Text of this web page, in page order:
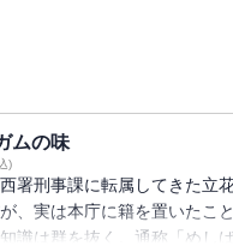
スフル&スリリングに描く
味がわかる派vs. わからない
悟りの境地に達する瞬間を
ニュー)：たまご蒸しパン／
酸水／ピリ辛五目豆腐丼／ツ
ムの味
)
署刑事課に転属してきた立
、実は本庁に籍を置いたこ
識は群を抜く。通称「めし